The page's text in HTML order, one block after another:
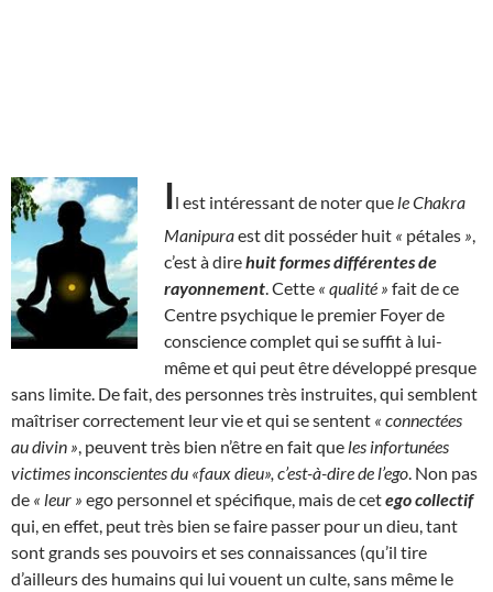
Il est intéressant de noter que le Chakra
Manipuraest dit posséder huit « pétales »
c’est à direhuit formes différentes de
rayonnement . Cette « qualité » fait de ce
Centre psychique le premier Foyer de
conscience complet qui se suffit à lui-
même et qui peut être développé presque
sans limite. De fait, des personnes très instruites, qui semblent
maîtriser correctement leur vie et qui se sentent « connectées
au divin » , peuvent très bien n’être en fait que les infortunées
victimes inconscientes du «faux dieu», c’est-à-dire de l’ego . Non pas
de « leur » ego personnel et spécifique, mais de cetego collectif
qui, en effet, peut très bien se faire passer pour un dieu, tant
sont grands ses pouvoirs et ses connaissances (qu’il tire
d’ailleurs des humains qui lui vouent un culte, sans même le